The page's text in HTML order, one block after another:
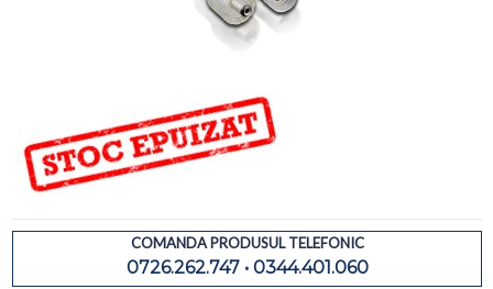
COMANDA PRODUSUL TELEFONIC
0726.262.747 • 0344.401.060